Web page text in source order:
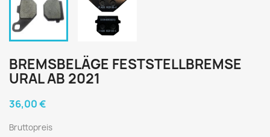
BREMSBELÄGE FESTSTELLBREMSE
URAL AB 2021
36,00 €
Bruttopreis